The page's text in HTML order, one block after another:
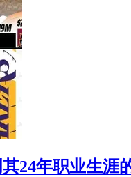
24年职业生涯